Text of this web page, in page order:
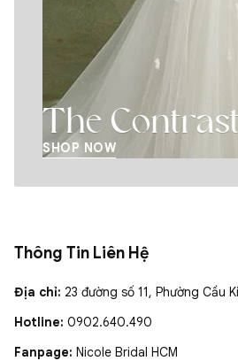
Contrast
Thông Tin Liên Hệ
Địa chỉ: 23 đường số 11, Phường Cầu
Hotline: 0902.640.490
Fanpage: Nicole Bridal HCM